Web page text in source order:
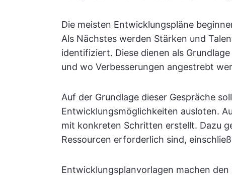
Die meisten Entwicklungspläne
Als Nächstes werden Stärken und
identifiziert. Diese dienen als
und wo Verbesserungen angestrebt
Auf der Grundlage dieser Gespräche
Entwicklungsmöglichkeiten ausloten.
mit konkreten Schritten erstellt. Dazu
Ressourcen erforderlich sind,
Entwicklungsplanvorlagen machen